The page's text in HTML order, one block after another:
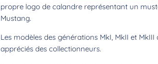
propre logo de calandre représentant un
Mustang.
Les modèles des générations MkI, MkII et
appréciés des collectionneurs.